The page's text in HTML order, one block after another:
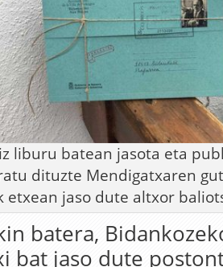
liburu batean jasota eta
dituzte Mendigatxaren
jaso dute altxor
batera,
bat jaso dute